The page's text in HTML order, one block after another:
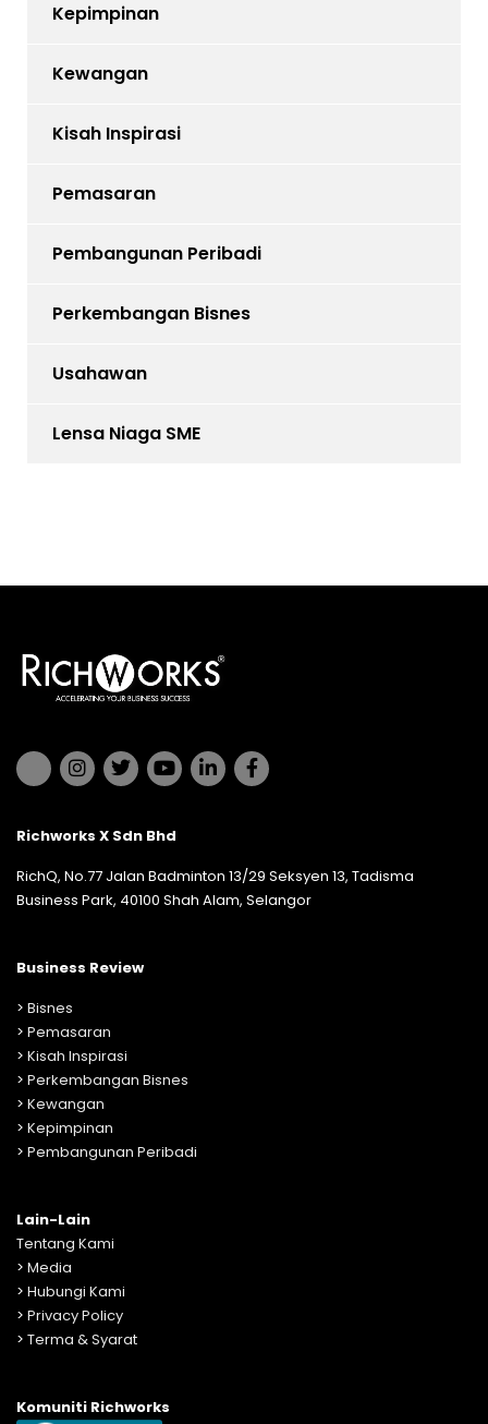
Kepimpinan
Kewangan
Kisah Inspirasi
Pemasaran
Pembangunan Peribadi
Perkembangan Bisnes
Usahawan
Lensa Niaga SME
Richworks X Sdn Bhd
RichQ, No.77 Jalan Badminton 13/29 Seksyen 13, Tadisma
Business Park, 40100 Shah Alam, Selangor
Business Review
> Bisnes
> Pemasaran
> Kisah Inspirasi
> Perkembangan Bisnes
> Kewangan
> Kepimpinan
> Pembangunan Peribadi
Lain-Lain
Tentang Kami
> Media
> Hubungi Kami
> Privacy Policy
> Terma & Syarat
Komuniti Richworks